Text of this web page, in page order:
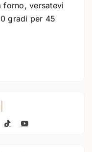
forno, versatevi
gradi per 45